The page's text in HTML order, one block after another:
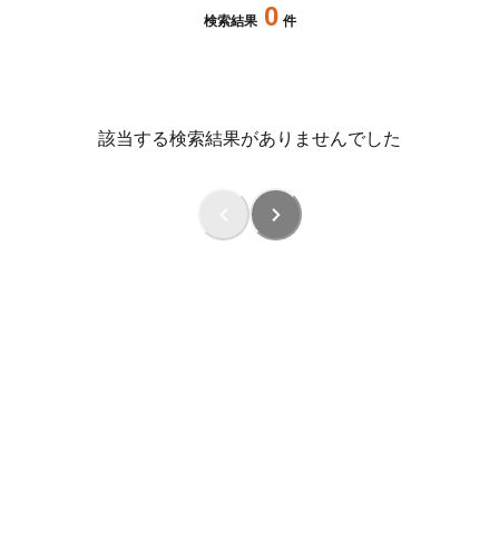
検索結果 0 件
該当する検索結果がありませんでした